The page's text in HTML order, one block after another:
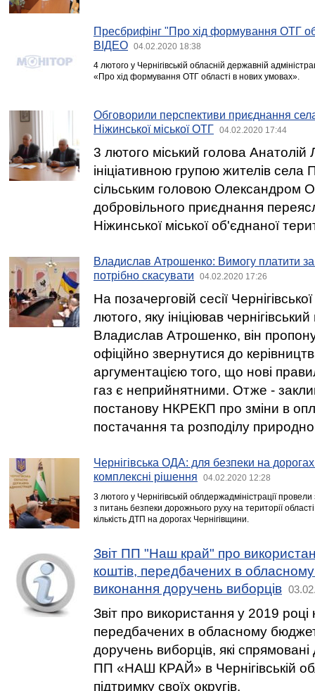
Пресбрифінг "Про хід формування ОТГ
ВІДЕО
04.02.2020 18:38
4 лютого у Чернігівській обласній державній
«Про хід формування ОТГ області в нових умовах».
Обговорили перспективи приєднання
Ніжинської міської ОТГ
04.02.2020 17:44
3 лютого міський голова Анатолій
ініціативною групою жителів села
сільським головою Олександром
добровільного приєднання
Ніжинської міської об'єднаної
Владислав Атрошенко: Вимогу платити
потрібно скасувати
04.02.2020 17:26
На позачерговій сесії
лютого, яку ініціював
Владислав Атрошенко, він
офіційно звернутися до
аргументацією того, що нові
газ є неприйнятними. Отже -
постанову НКРЕКП про зміни в
постачання та розподілу
Чернігівська ОДА: для безпеки на дорогах
комплексні рішення
04.02.2020 12:28
3 лютого у Чернігівській облдержадміністрації
з питань безпеки дорожнього руху на території
кількість ДТП на дорогах Чернігівщини.
Звіт ПП "Наш край" про
коштів, передбачених в
виконання доручень виборців
Звіт про використання у 2019 році
передбачених в обласному
доручень виборців, які
ПП «НАШ КРАЙ» в Чернігівській
підтримку своїх округів.